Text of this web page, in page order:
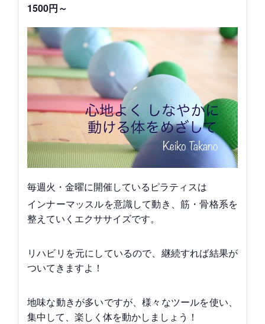
1500円～
毎週火・金曜に開催しているピラティスは
インナーマッスルを意識して動き、筋・骨格系を
整えていくエクササイズです。
リハビリを元にしているので、継続すれば結果が
ついてきますよ！
地味な動きが多いですが、様々なツールを使い、
集中して、楽しく体を動かしましょう！